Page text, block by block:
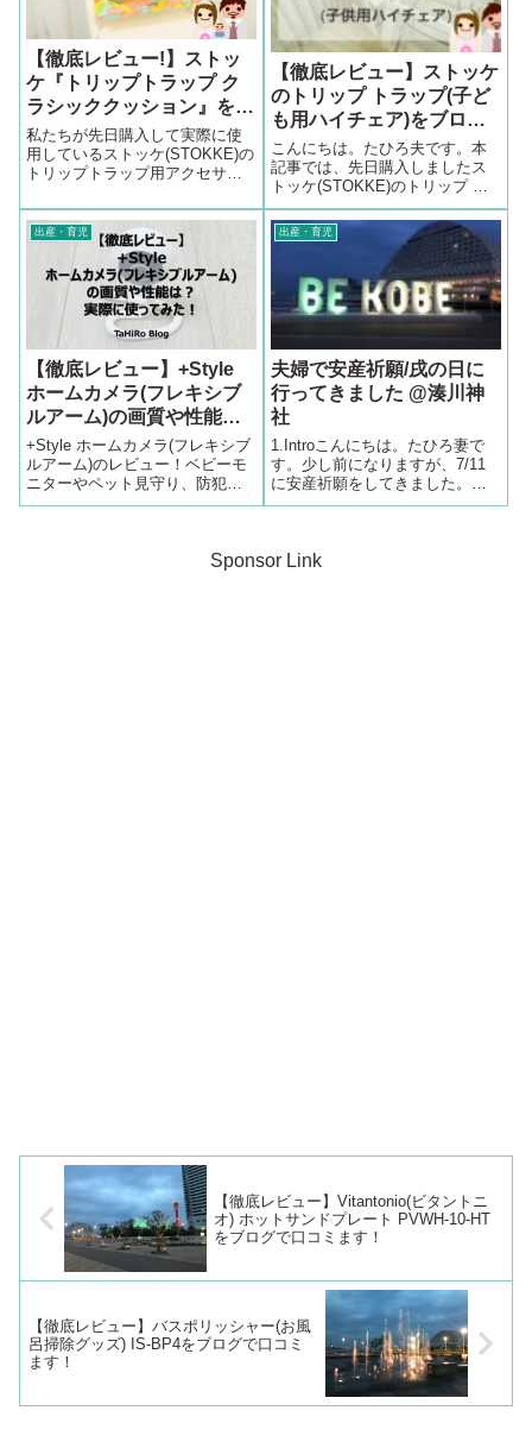
【徹底レビュー!】ストッ
ケ『トリップトラップ ク
ラシッククッション』をブ
ログで口コミます
私たちが先日購入して実際に使
用しているストッケ(STOKKE)の
トリップトラップ用アクセサリ
ククッション(TRIPP TRAPP
CLASSIC CUSHION)』につい
て”ブログで口コミ”と称して詳細
まで徹底的にレビューをしてい
きます。
【徹底レビュー】ストッケ
のトリップ トラップ(子ど
も用ハイチェア)をブログ
で口コミます！
こんにちは。たひろ夫です。本
記事では、先日購入しましたス
トッケ(STOKKE)のトリップ ト
ラップ(子ども用ハイチェア)につ
いてブログで口コミとして徹底
レビューを行っていきたいと思
います。＜本記事の内容＞トリ
ップ トラップについておすすめ
ポ...
出産・育児
【徹底レビュー】+Style
ホームカメラ(フレキシブ
ルアーム)の画質や性能
は？実際に使ってみた！
+Style ホームカメラ(フレキシブ
ルアーム)のレビュー！ベビーモ
ニターやペット見守り、防犯カ
メラとして活用可能。設置自由
マホアプリでの遠隔操作の使い
出産・育児
夫婦で安産祈願/戌の日に
行ってきました @湊川神
社
1.Introこんにちは。たひろ妻で
す。少し前になりますが、7/11
に安産祈願をしてきました。場
所は、いつも初詣にも行ってい
って、大きな神社ですが普段は
Sponsor Link
【徹底レビュー】Vitantonio(ビタントニ
オ) ホットサンドプレート PVWH-10-HT
をブログで口コミます！
【徹底レビュー】バスポリッシャー(お風
呂掃除グッズ) IS-BP4をブログで口コミ
ます！